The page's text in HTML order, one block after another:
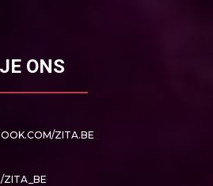
ONS
ZITA.BE
ZITA_BE